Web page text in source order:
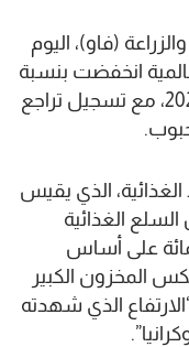
(فاو)، اليوم
انخفضت بنسبة
13,7 بالمائة في 2023 مقارنة بالعام 2022، مع تسجيل تراجع
الذي يقيس
الغذائية
بنسبة 15,4 في المائة على أساس
المخزون الكبير
الذي شهدته